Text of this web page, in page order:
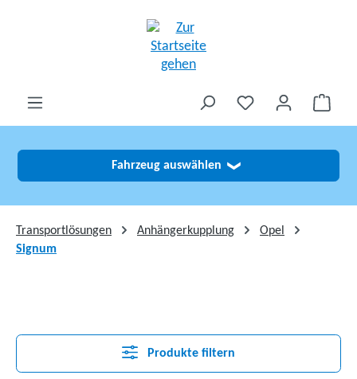
Fahrzeug auswählen ❯
Transportlösungen Anhängerkupplung
Opel
Signum
Produkte filtern